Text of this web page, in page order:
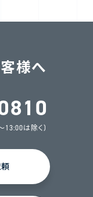
様へ
13:00は除く)
頼